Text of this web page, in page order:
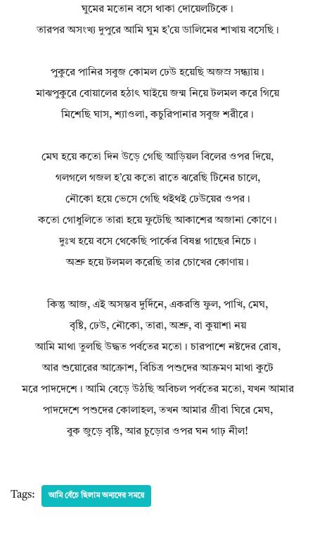
ঘুমের মতোন বসে থাকা দোয়েলটিকে।
তারপর অসংখ্য দুপুরে আমি ঘুম হ’য়ে ডালিমের শাখায় বসেছি।
পুকুরে পানির সবুজ কোমল ঢেউ হয়েছি অজস্র সন্ধ্যায়।
মাঝপুকুরে বোয়ালের হঠাৎ ঘাইয়ে জন্ম নিয়ে টলমল করে গিয়ে
মিশেছি ঘাস, শ্যাওলা, কচুরিপানার সবুজ শরীরে।
মেঘ হয়ে কতো দিন উড়ে গেছি আড়িয়ল বিলের ওপর দিয়ে,
গলগলে গজল হ’য়ে কতো রাতে ঝরেছি টিনের চালে,
নৌকো হয়ে ভেসে গেছি থইথই ঢেউয়ের ওপর।
কতো গোধুলিতে তারা হয়ে ফুটেছি আকাশের অজানা কোণে।
দুঃখ হয়ে বসে থেকেছি পার্কের বিষণ্ণ গাছের নিচে।
অশ্রু হয়ে টলমল করেছি তার চোখের কোণায়।
কিন্তু আজ, এই অসম্ভব দুর্দিনে, একরত্তি ফুল, পাখি, মেঘ,
বৃষ্টি, ঢেউ, নৌকো, তারা, অশ্রু, বা কুয়াশা নয়
আমি মাথা তুলছি উদ্ধত পর্বতের মতো। চারপাশে নষ্টদের রোষ,
আর শুয়োরের আক্রোশ, বিচিত্র পশুদের আক্রমণ মাথা কুটে
মরে পাদদেশে। আমি বেড়ে উঠছি অবিচল পর্বতের মতো, যখন আমার
পাদদেশে পশুদের কোলাহল, তখন আমার গ্রীবা ঘিরে মেঘ,
বুক জুড়ে বৃষ্টি, আর চুড়োর ওপর ঘন গাঢ় নীল!
Tags: আমি বেঁচে ছিলাম অন্যদের সময়ে